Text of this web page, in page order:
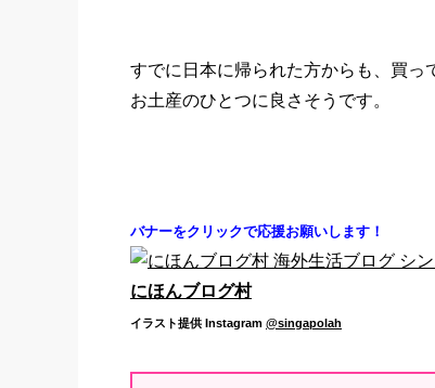
すでに日本に帰られた方からも、買
お土産のひとつに良さそうです。
バナーをクリックで応援お願いします！
にほんブログ村
イラスト提供 Instagram @singapolah